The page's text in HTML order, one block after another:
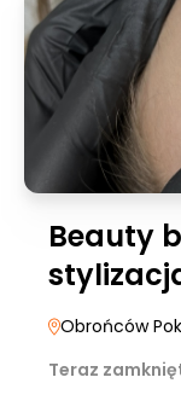
Beauty
Obrońców
Teraz